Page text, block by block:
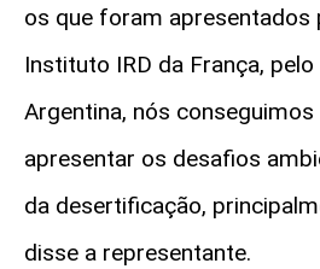
os que foram apresentados
Instituto IRD da França, pelo
Argentina, nós
apresentar os desafios
da desertificação,
disse a representante.